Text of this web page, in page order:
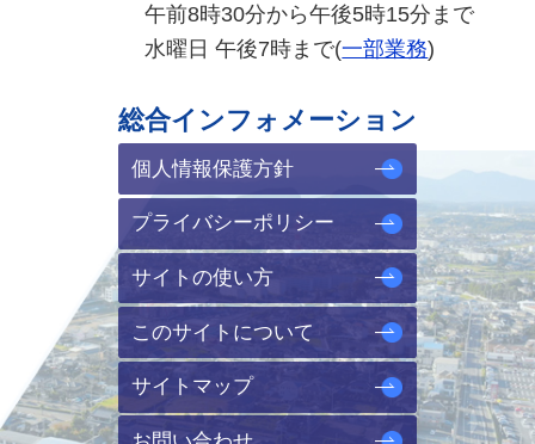
午前8時30分から午後5時15分まで
水曜日 午後7時まで(一部業務)
総合インフォメーション
個人情報保護方針
プライバシーポリシー
サイトの使い方
このサイトについて
サイトマップ